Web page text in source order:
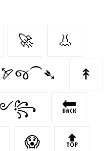
🚀 👃
🏹જ⁀➴ ↟
🔙
😱 🔝